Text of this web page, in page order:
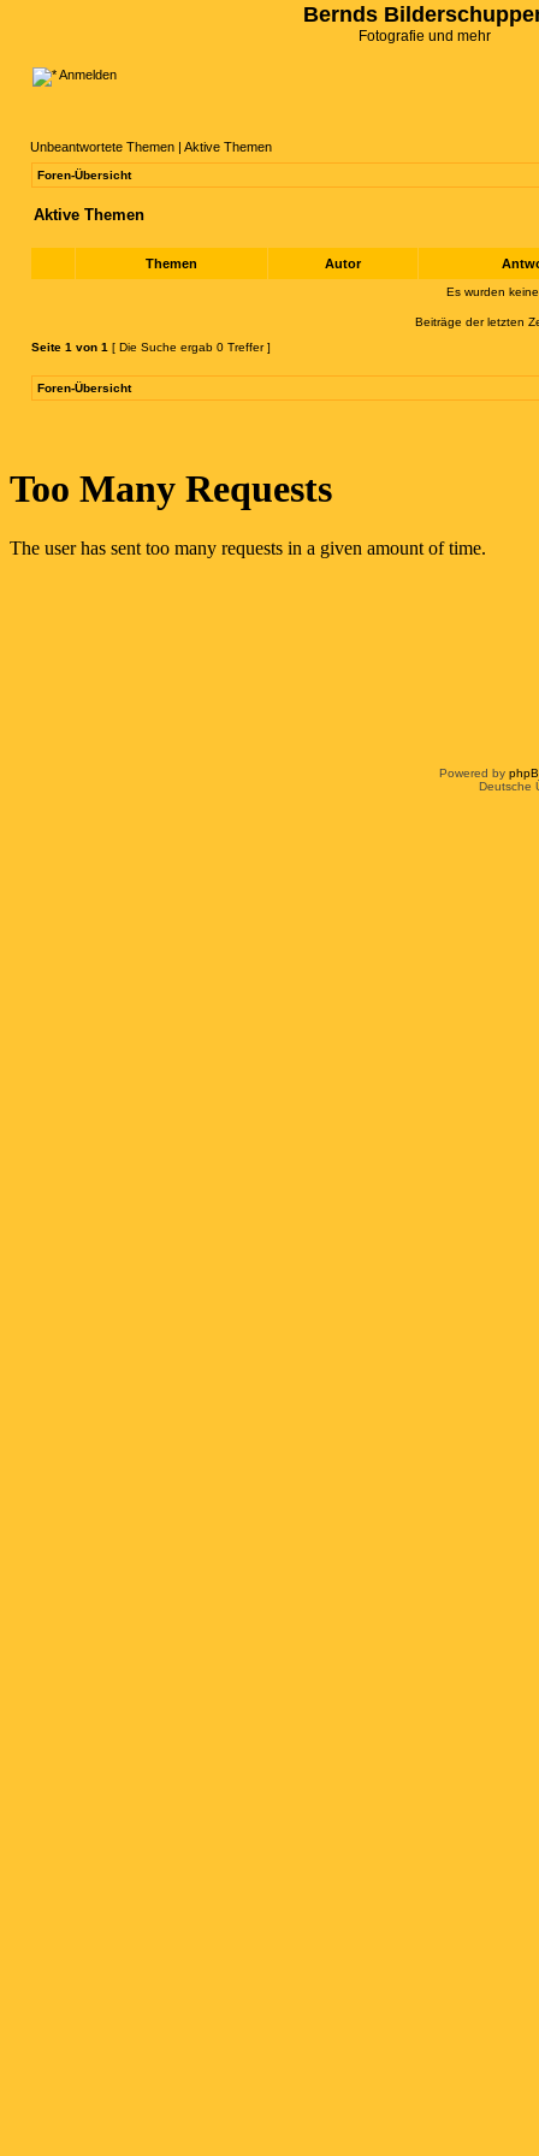
Bernds
Fotografie und mehr
Anmelden
Unbeantwortete Themen | Aktive Themen
Foren-Übersicht
Aktive Themen
Themen Autor
Es wurden
Beiträge der letzten
Seite 1 von 1 [ Die Suche ergab 0 Treffer ]
Foren-Übersicht
Powered by
Deutsche